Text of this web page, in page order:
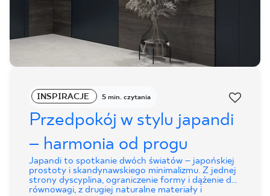
INSPIRACJE 5 min. czytania
Przedpokój w stylu japandi
– harmonia od progu
Japandi to spotkanie dwóch światów – japońskiej
prostoty i skandynawskiego minimalizmu. Z jednej
strony dyscyplina, ograniczenie formy i dążenie do
równowagi, z drugiej naturalne materiały i